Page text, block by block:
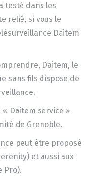
testé dans les
relié, si vous le
Daitem
Daitem, le
sans fils dispose de
« Daitem service »
de Grenoble.
peut être proposé
et aussi aux
Pro).